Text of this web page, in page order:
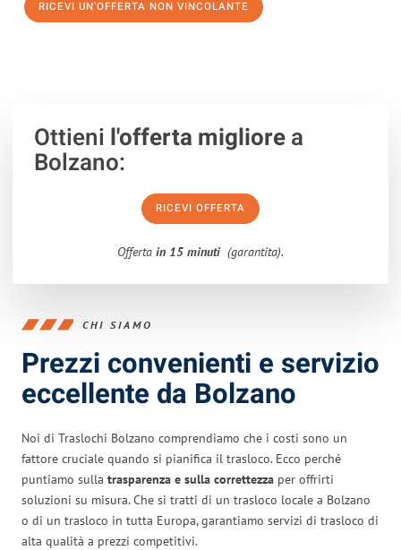
RICEVI UN'OFFERTA NON VINCOLANTE
Ottieni l'offerta migliorea
Bolzano:
RICEVI OFFERTA
Offerta in 15 minuti (garantita).
CHI SIAMO
Prezzi convenienti e servizio
eccellente da Bolzano
Noi di Traslochi Bolzano comprendiamo che i costi sono un
fattore cruciale quando si pianifica il trasloco. Ecco perché
puntiamo sulla trasparenza e sulla correttezza per offrirti
soluzioni su misura. Che si tratti di un trasloco locale a Bolzano
o di un trasloco in tutta Europa, garantiamo servizi di trasloco di
alta qualità a prezzi competitivi.